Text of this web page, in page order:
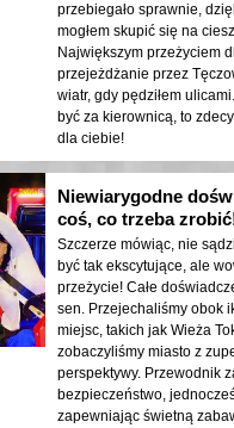
przebiegało sprawnie,
mogłem skupić się na
Największym przeżyciem
przejeżdżanie przez
wiatr, gdy pędziłem
być za kierownicą, to
dla ciebie!
Niewiarygodne
coś, co trzeba
Szczerze mówiąc, nie
być tak ekscytujące, ale
przeżycie! Całe
sen. Przejechaliśmy obok
miejsc, takich jak Wieża
zobaczyliśmy miasto z
perspektywy. Przewodnik
bezpieczeństwo,
zapewniając świetną